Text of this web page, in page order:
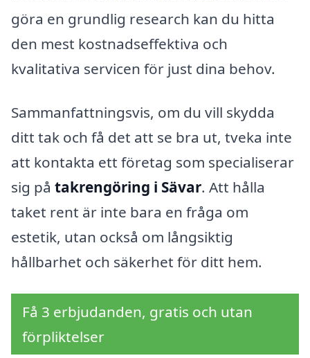
göra en grundlig research kan du hitta
den mest kostnadseffektiva och
kvalitativa servicen för just dina behov.
Sammanfattningsvis, om du vill skydda
ditt tak och få det att se bra ut, tveka inte
att kontakta ett företag som specialiserar
sig på takrengöring i Sävar. Att hålla
taket rent är inte bara en fråga om
estetik, utan också om långsiktig
hållbarhet och säkerhet för ditt hem.
Få 3 erbjudanden, gratis och utan
förpliktelser